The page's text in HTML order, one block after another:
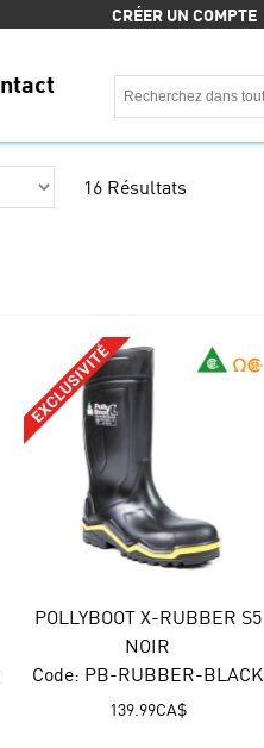
CRÉER UN COMPTE
16 Résultats
POLLYBOOT X-RUBBER S5
NOIR
Code: PB-RUBBER-BLACK
CA$
139.99